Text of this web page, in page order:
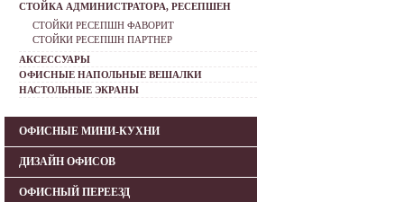
СТОЙКА АДМИНИСТРАТОРА, РЕСЕПШЕН
СТОЙКИ РЕСЕПШН ФАВОРИТ
СТОЙКИ РЕСЕПШН ПАРТНЕР
АКСЕССУАРЫ
ОФИСНЫЕ НАПОЛЬНЫЕ ВЕШАЛКИ
НАСТОЛЬНЫЕ ЭКРАНЫ
ОФИСНЫЕ МИНИ-КУХНИ
ДИЗАЙН ОФИСОВ
ОФИСНЫЙ ПЕРЕЕЗД